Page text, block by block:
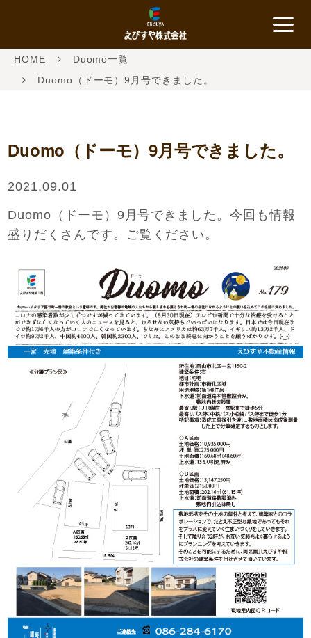
HOME
Duomo一覧
Duomo（ドーモ）9月号できました。
Duomo（ドーモ）9月号できました。
2021.09.01
Duomo（ドーモ）9月号できました。今回も情報
盛りだくさんです。ご覧ください。